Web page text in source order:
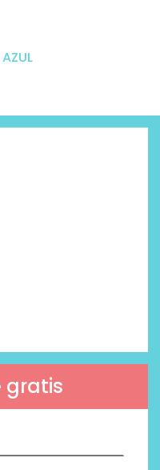
gratis